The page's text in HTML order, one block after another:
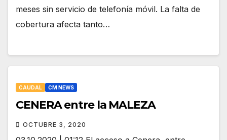
meses sin servicio de telefonía móvil. La falta de
cobertura afecta tanto…
CAUDAL CM NEWS
CENERA entre la MALEZA
OCTUBRE 3, 2020